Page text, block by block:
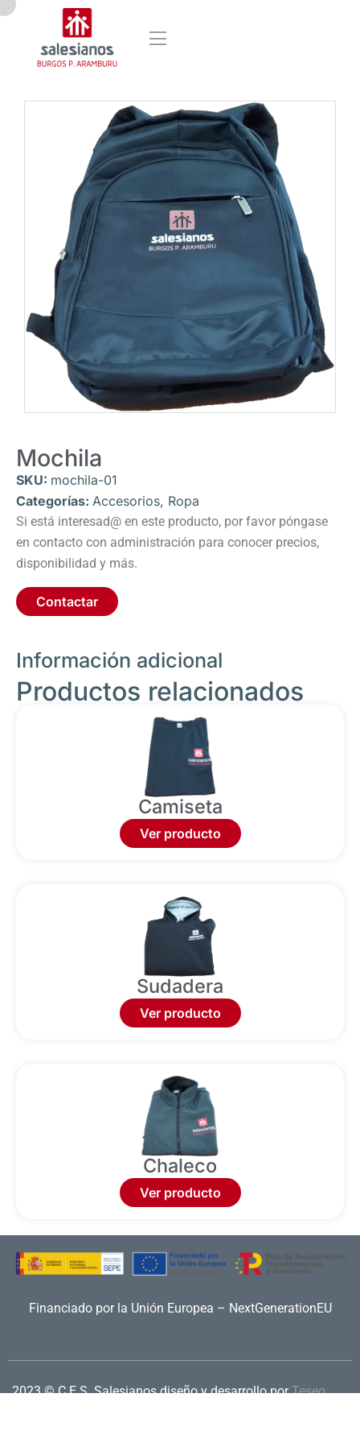
Mochila
SKU: mochila-01
Categorías: Accesorios, Ropa
Si está interesad@ en este producto, por favor póngase
en contacto con administración para conocer precios,
disponibilidad y más.
Contactar
Información adicional
Productos relacionados
Camiseta
Ver producto
Sudadera
Ver producto
Chaleco
Ver producto
Financiado por la Unión Europea – NextGenerationEU
2023 © C.E.S. Salesianosdiseño y desarrollo por Teseo